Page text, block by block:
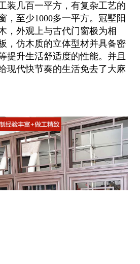
装几百一平方，有复杂工艺的
，至少1000多一平方。冠墅阳
，外观上与古代门窗极为相
，仿木质的立体型材并具备密
提升生活舒适度的性能。并且
现代快节奏的生活免去了大麻